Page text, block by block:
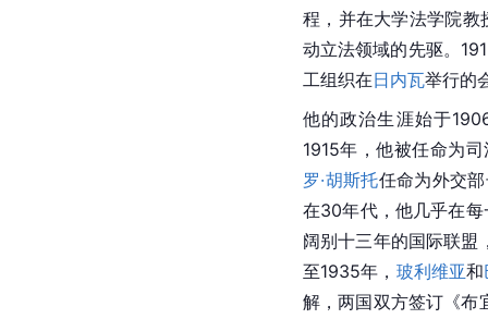
程，并在大学法学院教
动立法领域的先驱。
工组织在日内瓦举行的
他的政治生涯始于
1915年，他被任命为
罗·胡斯托任命为外交
在30年代，他几乎在
阔别十三年的国际联盟
至1935年， 玻利维亚和
解，两国双方签订《布